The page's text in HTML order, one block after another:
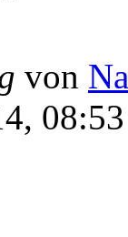
von
08:53